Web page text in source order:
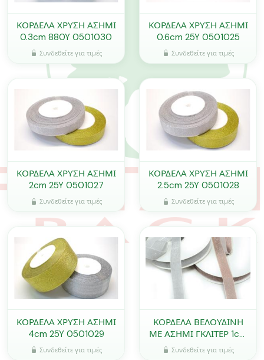
ΚΟΡΔΕΛΑ ΧΡΥΣΗ ΑΣΗΜΙ
0.3cm 880Y 0501030
Συνδεθείτε για τιμές
ΚΟΡΔΕΛΑ ΧΡΥΣΗ ΑΣΗΜΙ
0.6cm 25Y 0501025
Συνδεθείτε για τιμές
ΚΟΡΔΕΛΑ ΧΡΥΣΗ ΑΣΗΜΙ
2cm 25Y 0501027
Συνδεθείτε για τιμές
ΚΟΡΔΕΛΑ ΧΡΥΣΗ ΑΣΗΜΙ
2.5cm 25Y 0501028
Συνδεθείτε για τιμές
ΚΟΡΔΕΛΑ ΧΡΥΣΗ ΑΣΗΜΙ
4cm 25Y 0501029
Συνδεθείτε για τιμές
ΚΟΡΔΕΛΑ ΒΕΛΟΥΔΙΝΗ
ΜΕ ΑΣΗΜΙ ΓΚΛΙΤΕΡ 1cm
x 25Y 0501366
Συνδεθείτε για τιμές